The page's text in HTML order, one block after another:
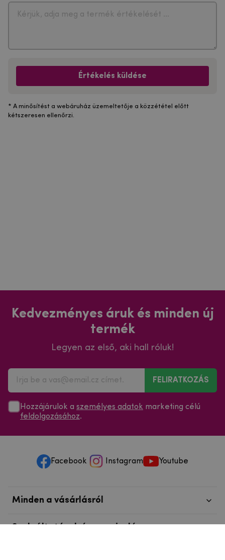
Értékelés küldése
* A minősítést a webáruház üzemeltetője a közzététel előtt
kétszeresen ellenőrzi.
Kedvezményes áruk és minden új
termék
Legyen az első, aki hall róluk!
FELIRATKOZÁS
Hozzájárulok a személyes adatok marketing célú
feldolgozásához.
Facebook Instagram Youtube
Minden a vásárlásról